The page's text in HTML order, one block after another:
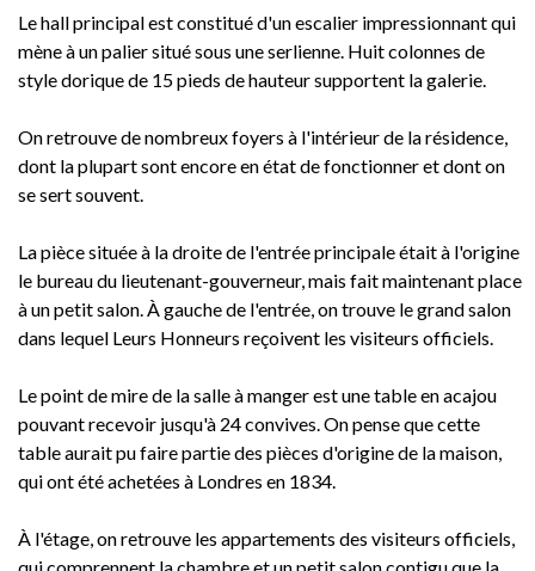
Le hall principal est constitué d'un escalier impressionnant qui
mène à un palier situé sous une serlienne. Huit colonnes de
style dorique de 15 pieds de hauteur supportent la galerie.
On retrouve de nombreux foyers à l'intérieur de la résidence,
dont la plupart sont encore en état de fonctionner et dont on
se sert souvent.
La pièce située à la droite de l'entrée principale était à l'origine
le bureau du lieutenant-gouverneur, mais fait maintenant place
à un petit salon. À gauche de l'entrée, on trouve le grand salon
dans lequel Leurs Honneurs reçoivent les visiteurs officiels.
Le point de mire de la salle à manger est une table en acajou
pouvant recevoir jusqu'à 24 convives. On pense que cette
table aurait pu faire partie des pièces d'origine de la maison,
qui ont été achetées à Londres en 1834.
À l'étage, on retrouve les appartements des visiteurs officiels,